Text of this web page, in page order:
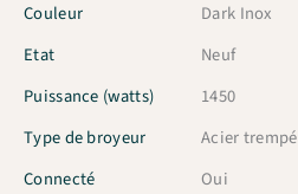
Couleur
Dark Inox
Etat
Neuf
Puissance (watts)
1450
Type de broyeur
Acier trempé
Connecté
Oui